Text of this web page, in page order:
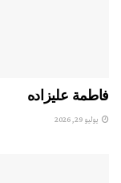
فاطمة عليزاده
يوليو 29, 2026